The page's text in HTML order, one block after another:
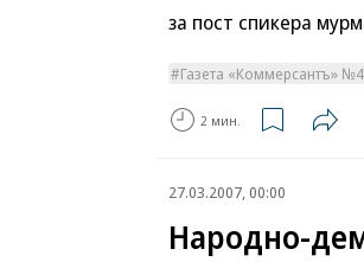
за пост спикера
Газета «Коммерсантъ»
2 мин.
27.03.2007, 00:00
Народно-